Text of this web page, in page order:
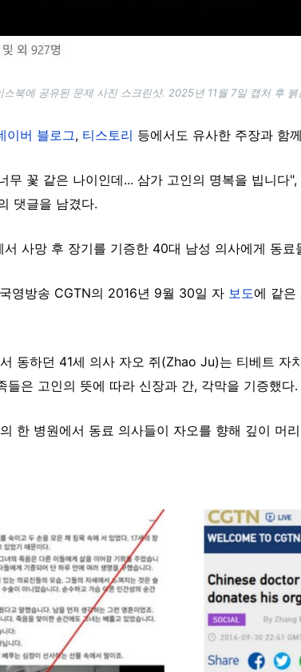
스북에 공유된 문제 사진 스크린샷. 2025년 11월 7일 캡처 후 붉
이버 블로그, 티스토리 등에서도 유사한 주장과 함
무 꽃 같은 나이인데... 삼가 고인의 명복을 빕니다
댓글을 남겼다.
사망 후 장기를 기증한 40대 남성 의사에게 동
영방송 CGTN의 2016년 9월 30일 자 보도에 같은
동하던 41세 의사 자오 쥐(Zhao Ju)는 티베트 자
들은 고인의 뜻에 따라 신장과 간, 각막을 기증했다.
한 병원에서 동료 의사들이 자오를 향해 깊이 머